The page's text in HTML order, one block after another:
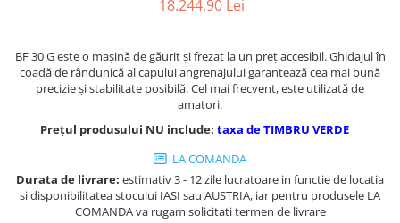
Masini de gaurit cu coloana si cap
Masini de gaurit cu coloana si
curea de distributie
Masini de gaurit cu masa
Masini de gaurit cu stand si
coloana
Masini de gaurit radiale
Masini de gaurit si frezat
Masini de gaurit cu freza
18.244,90 Lei
BF 30 G este o mașină de găurit și frezat la un preț accesibil. Ghidajul în
coadă de rândunică al capului angrenajului garantează cea mai bună
precizie și stabilitate posibilă. Cel mai frecvent, este utilizată de
amatori.
Prețul produsului NU include: taxa de TIMBRU VERDE
LA COMANDA
Durata de livrare: estimativ 3 - 12 zile lucratoare in functie de locatia
si disponibilitatea stocului IASI sau AUSTRIA, iar pentru produsele LA
COMANDA va rugam solicitati termen de livrare